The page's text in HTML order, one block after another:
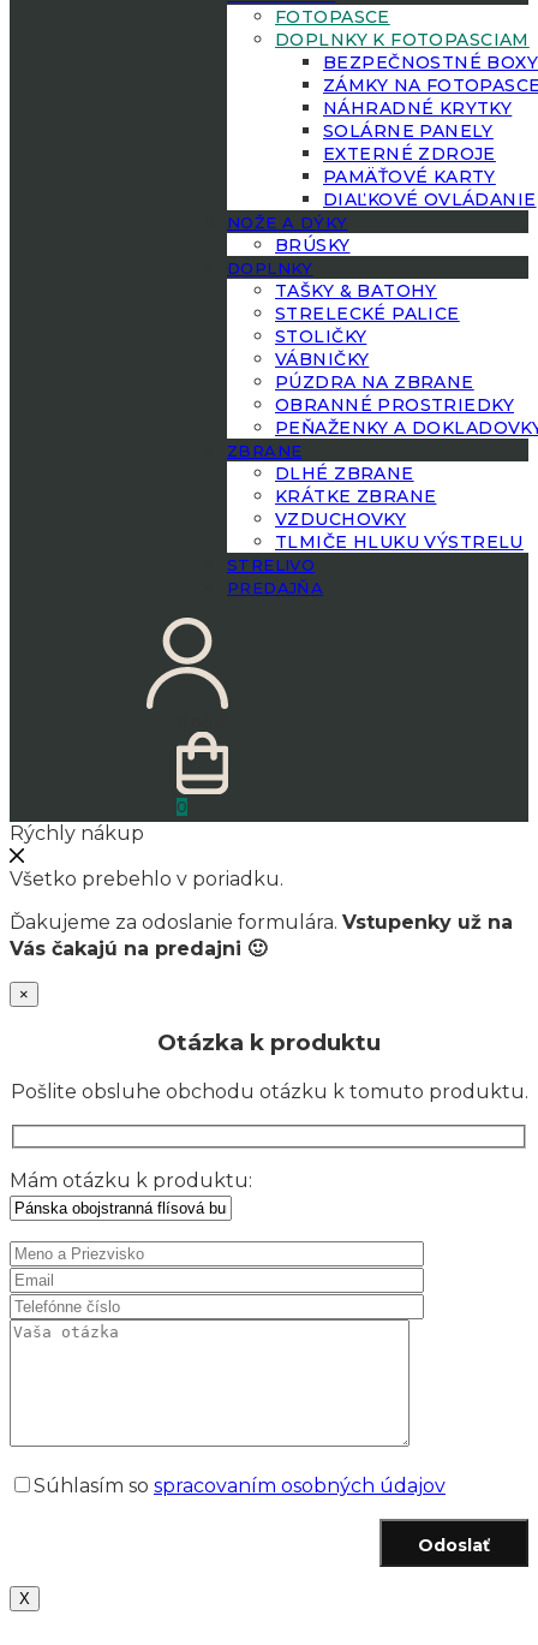
FOTOPASCE
DOPLNKY K FOTOPASCIAM
BEZPEČNOSTNÉ BOXY
ZÁMKY NA
NÁHRADNÉ KRYTKY
SOLÁRNE PANELY
EXTERNÉ ZDROJE
PAMÄŤOVÉ KARTY
DIAĽKOVÉ OVLÁDANIE
NOŽE A DÝKY
BRÚSKY
DOPLNKY
TAŠKY & BATOHY
STRELECKÉ PALICE
STOLIČKY
VÁBNIČKY
PÚZDRA NA ZBRANE
OBRANNÉ PROSTRIEDKY
PEŇAŽENKY A
ZBRANE
DLHÉ ZBRANE
KRÁTKE ZBRANE
VZDUCHOVKY
TLMIČE HLUKU VÝSTRELU
STRELIVO
PREDAJŇA
0
Rýchly nákup
Všetko prebehlo v poriadku.
Ďakujeme za odoslanie formulára. Vstupenky už na
Vás čakajú na predajni 🙂
×
Otázka k produktu
Pošlite obsluhe obchodu otázku k tomuto produktu.
Mám otázku k produktu:
Súhlasím so spracovaním osobných údajov
Odoslať
X